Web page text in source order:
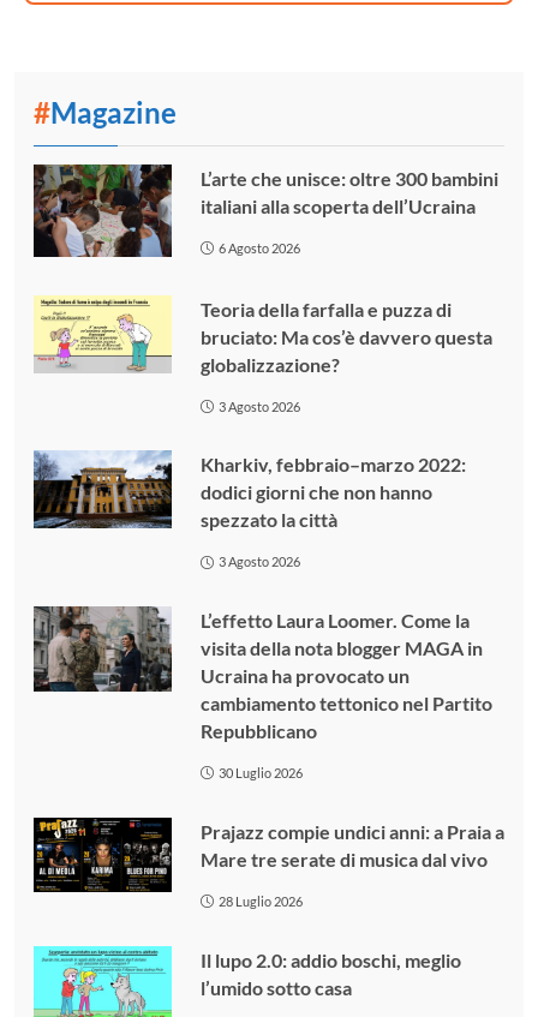
#Magazine
L’arte che unisce: oltre 300 bambini
italiani alla scoperta dell’Ucraina
6 Agosto 2026
Teoria della farfalla e puzza di
bruciato: Ma cos’è davvero questa
globalizzazione?
3 Agosto 2026
Kharkiv, febbraio–marzo 2022:
dodici giorni che non hanno
spezzato la città
3 Agosto 2026
L’effetto Laura Loomer. Come la
visita della nota blogger MAGA in
Ucraina ha provocato un
cambiamento tettonico nel Partito
Repubblicano
30 Luglio 2026
Prajazz compie undici anni: a Praia a
Mare tre serate di musica dal vivo
28 Luglio 2026
Il lupo 2.0: addio boschi, meglio
l’umido sotto casa